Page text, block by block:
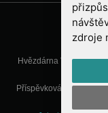
zdroje
Hvězdárna Valašské
Příspěvková